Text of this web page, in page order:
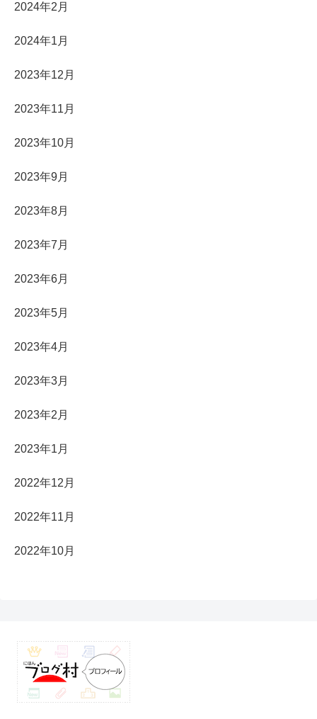
2024年2月
2024年1月
2023年12月
2023年11月
2023年10月
2023年9月
2023年8月
2023年7月
2023年6月
2023年5月
2023年4月
2023年3月
2023年2月
2023年1月
2022年12月
2022年11月
2022年10月